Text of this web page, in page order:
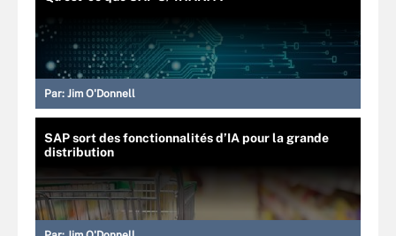
Par: Jim O'Donnell
SAP sort des fonctionnalités d’IA pour la grande
distribution